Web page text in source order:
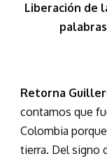
Liberación de
Retorna
contamos que
Colombia
tierra. Del signo